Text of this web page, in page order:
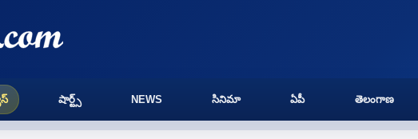
షార్ట్స్ NEWS సినిమా ఏపీ తెలంగాణ